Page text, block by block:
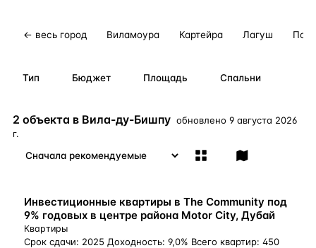
Стамбул —Локация Турция · 2
← весь город Виламоура Картейра Лагуш
Тип Бюджет Площадь Спальни
2 объекта в Вила-ду-Бишпу обновлено 9 августа 2026
г.
ВНЖ
Инвестиционные квартиры в The Community под
9% годовых в центре района Motor City, Дубай
Квартиры
Срок сдачи: 2025 Доходность: 9,0% Всего квартир: 450